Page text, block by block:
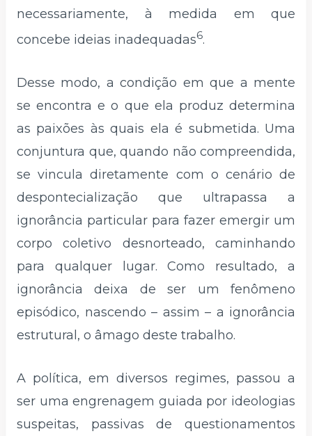
necessariamente, à medida em que
concebe ideias inadequadas6.
Desse modo, a condição em que a mente
se encontra e o que ela produz determina
as paixões às quais ela é submetida. Uma
conjuntura que, quando não compreendida,
se vincula diretamente com o cenário de
despontecialização que ultrapassa a
ignorância particular para fazer emergir um
corpo coletivo desnorteado, caminhando
para qualquer lugar. Como resultado, a
ignorância deixa de ser um fenômeno
episódico, nascendo – assim – a ignorância
estrutural, o âmago deste trabalho.
A política, em diversos regimes, passou a
ser uma engrenagem guiada por ideologias
suspeitas, passivas de questionamentos